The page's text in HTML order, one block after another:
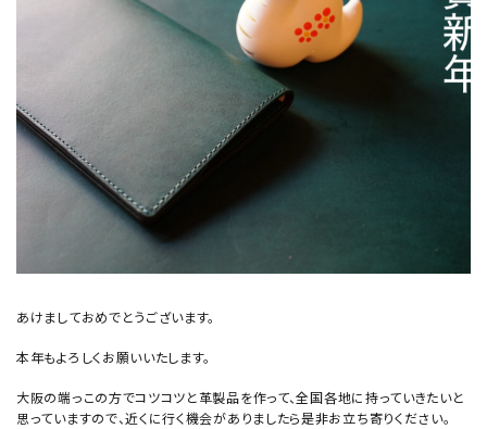
あけましておめでとうございます。
本年もよろしくお願いいたします。
大阪の端っこの方でコツコツと革製品を作って、全国各地に持っていきたいと
思っていますので、近くに行く機会がありましたら是非お立ち寄りください。